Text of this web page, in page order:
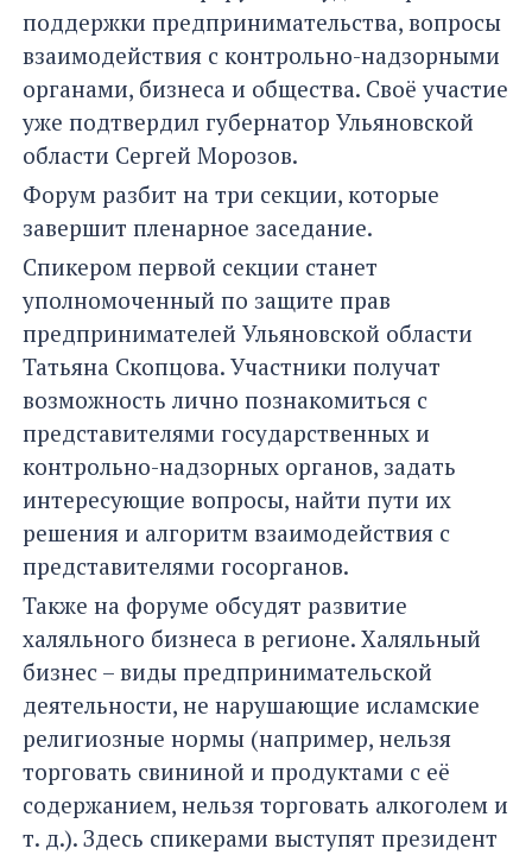
поддержки предпринимательства, вопросы
взаимодействия с контрольно-надзорными
органами, бизнеса и общества. Своё участие
уже подтвердил губернатор Ульяновской
области Сергей Морозов.
Форум разбит на три секции, которые
завершит пленарное заседание.
Спикером первой секции станет
уполномоченный по защите прав
предпринимателей Ульяновской области
Татьяна Скопцова. Участники получат
возможность лично познакомиться с
представителями государственных и
контрольно-надзорных органов, задать
интересующие вопросы, найти пути их
решения и алгоритм взаимодействия с
представителями госорганов.
Также на форуме обсудят развитие
халяльного бизнеса в регионе. Халяльный
бизнес – виды предпринимательской
деятельности, не нарушающие исламские
религиозные нормы (например, нельзя
торговать свининой и продуктами с её
содержанием, нельзя торговать алкоголем и
т. д.). Здесь спикерами выступят президент